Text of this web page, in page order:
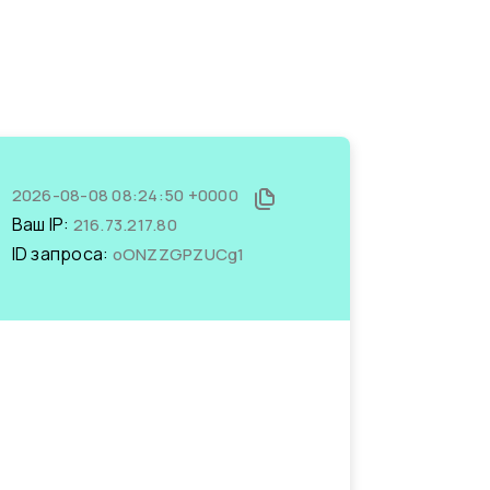
2026-08-08 08:24:50 +0000
Ваш IP: 216.73.217.80
ID запроса: oONZZGPZUCg1